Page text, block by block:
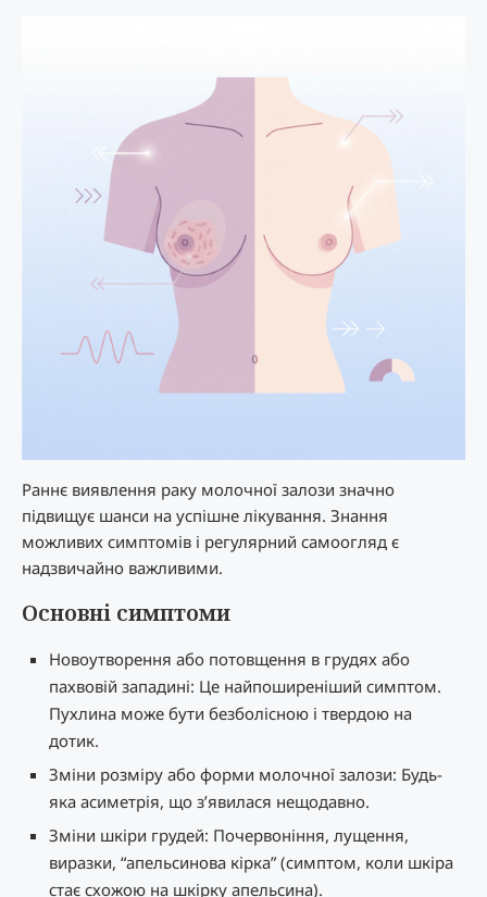
Раннє виявлення раку молочної залози значно
підвищує шанси на успішне лікування. Знання
можливих симптомів і регулярний самоогляд є
надзвичайно важливими.
Основні симптоми
Новоутворення або потовщення в грудях або
пахвовій западині: Це найпоширеніший симптом.
Пухлина може бути безболісною і твердою на
дотик.
Зміни розміру або форми молочної залози: Будь-
яка асиметрія, що з’явилася нещодавно.
Зміни шкіри грудей: Почервоніння, лущення,
виразки, “апельсинова кірка” (симптом, коли шкіра
стає схожою на шкірку апельсина).